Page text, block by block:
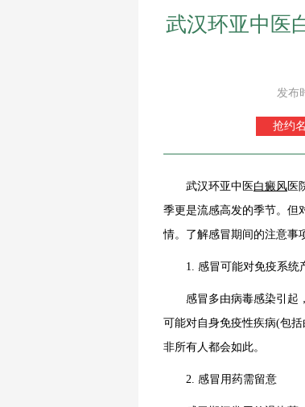
武汉环亚中医
发布
抢约
武汉环亚中医白癜风 医
季更是流感高发的季节。但
情。了解感冒期间的注意事
1. 感冒可能对免疫系统
感冒多由病毒感染引起，
可能对自身免疫性疾病(包
非所有人都会如此。
2. 感冒用药需留意